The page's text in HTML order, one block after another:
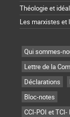
Théologie et
Les marxistes et
Qui sommes-
Lettre de la
Déclarations
Bloc-notes
CCI-POI et TCI-